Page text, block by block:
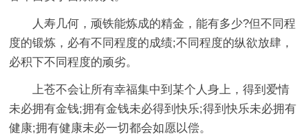
人寿几何，顽铁能炼成的精金，能有多少?但不同程
度的锻炼，必有不同程度的成绩;不同程度的纵欲放肆，
必积下不同程度的顽劣。
上苍不会让所有幸福集中到某个人身上，得到爱情
未必拥有金钱;拥有金钱未必得到快乐;得到快乐未必拥有
健康;拥有健康未必一切都会如愿以偿。